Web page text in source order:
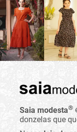
Saia modesta®
donzelas que